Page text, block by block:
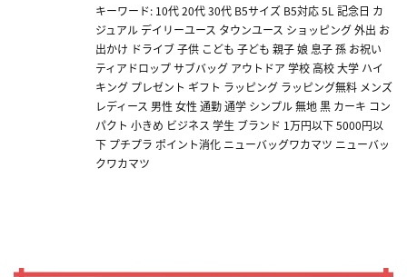
キーワード: 10代 20代 30代 B5サイズ B5対応 5L 記念日 カ
ジュアル デイリーユース タウンユース ショッピング 外出 お
出かけ ドライブ 子供 こども 子ども 親子 娘 息子 孫 お祝い
ティアドロップ サブバッグ アウトドア 学校 高校 大学 ハイ
キング プレゼント ギフト ラッピング ラッピング無料 メンズ
レディース 男性 女性 通勤 通学 シンプル 無地 黒 カーキ コン
パクト 小きめ ビジネス 学生 ブランド 1万円以下 5000円以
下 プチプラ ポイント消化 ニューバッグワカマツ ニューバッ
クワカマツ